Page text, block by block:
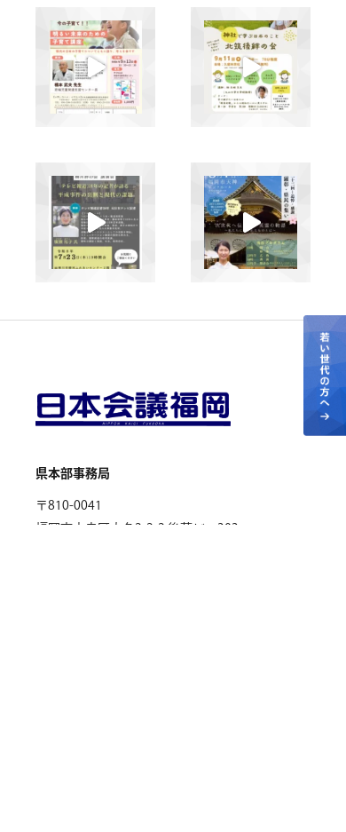
県本部事務局
〒810-0041
福岡市中央区大名2-2-2 後藤ビル303